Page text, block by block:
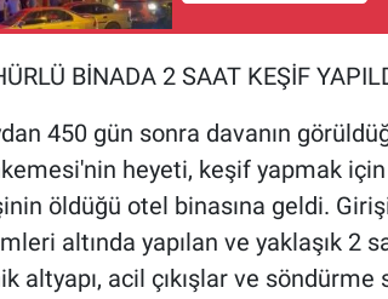
BİNADA 2 SAAT KEŞİF
450 gün sonra davanın
heyeti, keşif yapmak
öldüğü otel binasına geldi.
altında yapılan ve yaklaşık 2
altyapı, acil çıkışlar ve